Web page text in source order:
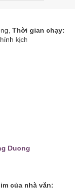
Thời gian chạy:
kịch
Duong
của nhà văn: